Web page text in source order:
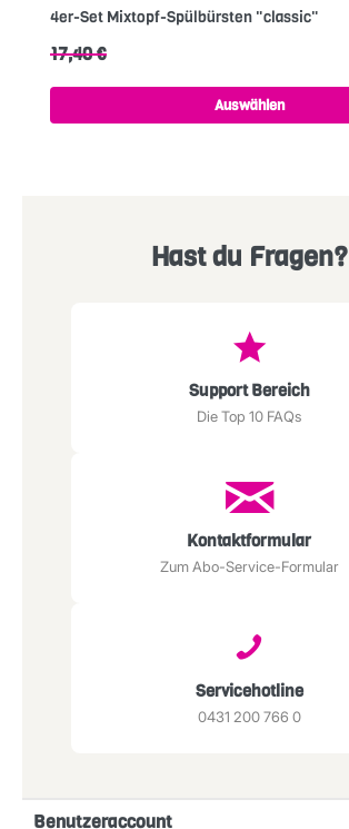
4er-Set Mixtopf-Spülbürsten "classic"
17,40 €
Auswählen
Hast du Fragen?
Support Bereich
Die Top 10 FAQs
Kontaktformular
Zum Abo-Service-Formular
Servicehotline
0431 200 766 0
Benutzeraccount